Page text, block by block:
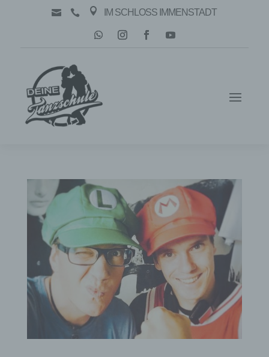
   IM SCHLOSS IMMENSTADT